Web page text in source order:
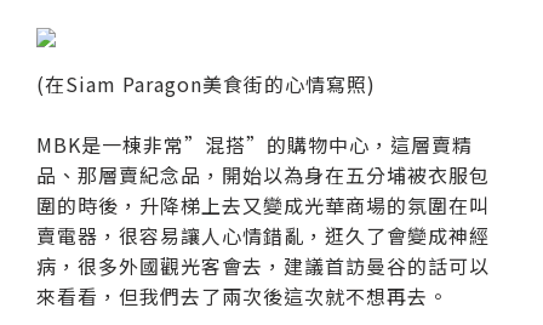
(在Siam Paragon美食街的心情寫照)
MBK是一棟非常”混搭”的購物中心，這層賣精
品、那層賣紀念品，開始以為身在五分埔被衣服包
圍的時後，升降梯上去又變成光華商場的氛圍在叫
賣電器，很容易讓人心情錯亂，逛久了會變成神經
病，很多外國觀光客會去，建議首訪曼谷的話可以
來看看，但我們去了兩次後這次就不想再去。